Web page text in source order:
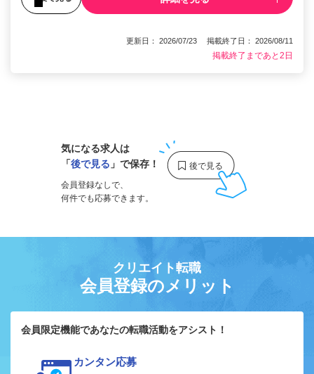
更新日： 2026/07/23 掲載終了日： 2026/08/11
掲載終了まであと2日
気になる求人は
「後で見る 」で保存！
会員登録なしで、
何件でも応募できます。
クリエイト転職
会員登録のメリット
会員限定機能であなたの転職活動をアシスト！
カンタン応募